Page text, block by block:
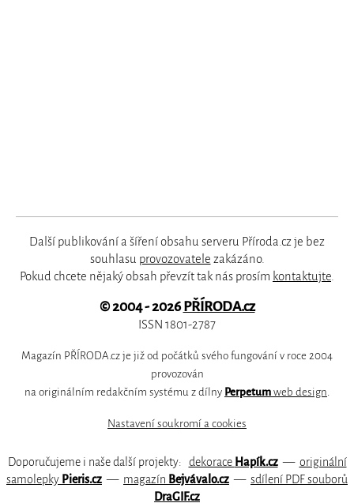
Další publikování a šíření obsahu serveru Příroda.cz je bez
souhlasu provozovatele zakázáno.
Pokud chcete nějaký obsah převzít tak nás prosím kontaktujte.
© 2004 - 2026PŘÍRODA.cz
ISSN 1801-2787
Magazín PŘÍRODA.cz je již od počátků svého fungování v roce 2004
provozován
na originálním redakčním systému z dílny Perpetum web design
Nastavení soukromí a cookies
Doporučujeme i naše další projekty: dekorace Hapík.cz— originální
samolepky Pieris.cz — magazín Bejvávalo.cz — sdílení PDF souborů
DraGIF.cz